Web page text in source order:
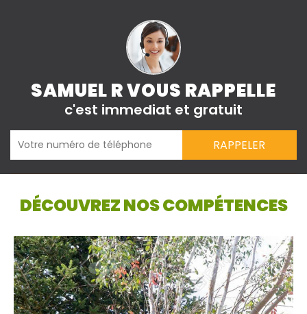
SAMUEL R VOUS RAPPELLE
c'est immediat et gratuit
DÉCOUVREZ NOS COMPÉTENCES